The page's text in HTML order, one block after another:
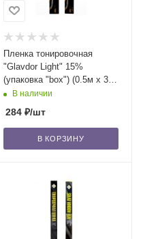
Пленка тонировочная
"Glavdor Light" 15%
(упаковка "box") (0.5м х 3м)
GL-1021 /40
В наличии
284₽/шт
В КОРЗИНУ